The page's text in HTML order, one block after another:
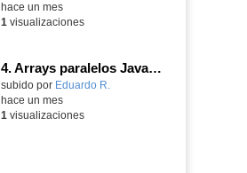
hace un mes
1 visualizaciones
4. Arrays paralelos JavaScripts
Contenido educativo.
subido por Eduardo R.
hace un mes
1 visualizaciones